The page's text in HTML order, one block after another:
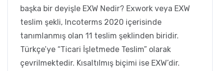
başka bir deyişle EXW Nedir? Exwork veya EXW
teslim şekli, Incoterms 2020 içerisinde
tanımlanmış olan 11 teslim şeklinden biridir.
Türkçe’ye “Ticari İşletmede Teslim” olarak
çevrilmektedir. Kısaltılmış biçimi ise EXW’dir.